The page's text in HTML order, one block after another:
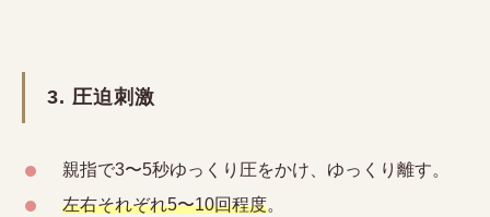
3. 圧迫刺激
親指で3〜5秒ゆっくり圧をかけ、ゆっくり離す。
左右それぞれ5〜10回程度。